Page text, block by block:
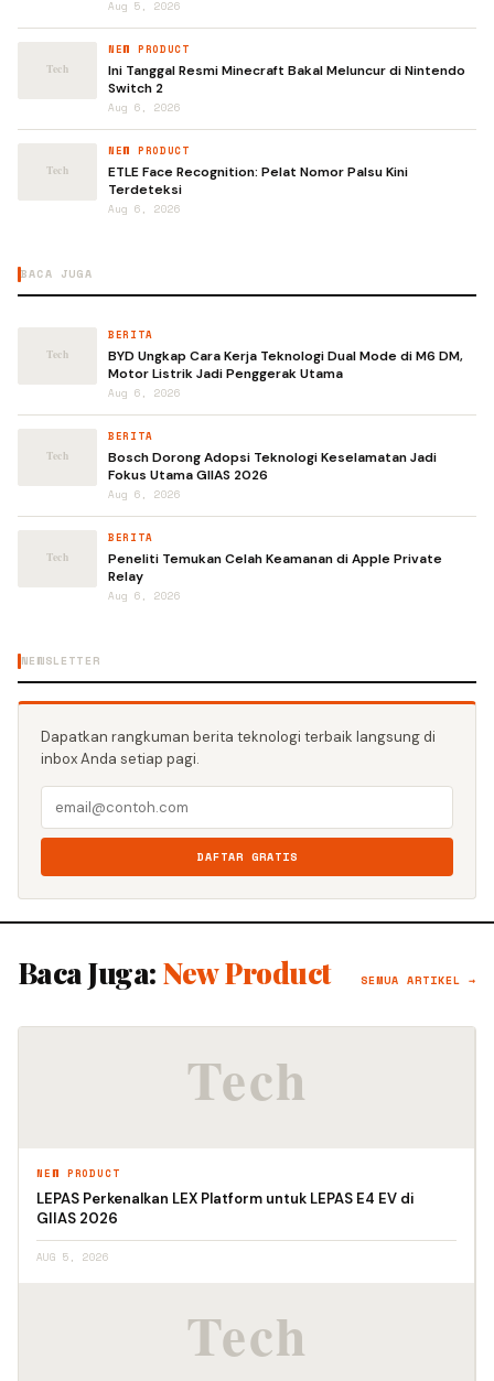
Aug 5, 2026
NEW PRODUCT
Ini Tanggal Resmi Minecraft Bakal Meluncur di Nintendo
Switch 2
Aug 6, 2026
NEW PRODUCT
ETLE Face Recognition: Pelat Nomor Palsu Kini
Terdeteksi
Aug 6, 2026
BACA JUGA
BERITA
BYD Ungkap Cara Kerja Teknologi Dual Mode di M6 DM,
Motor Listrik Jadi Penggerak Utama
Aug 6, 2026
BERITA
Bosch Dorong Adopsi Teknologi Keselamatan Jadi
Fokus Utama GIIAS 2026
Aug 6, 2026
BERITA
Peneliti Temukan Celah Keamanan di Apple Private
Relay
Aug 6, 2026
NEWSLETTER
Dapatkan rangkuman berita teknologi terbaik langsung di
inbox Anda setiap pagi.
DAFTAR GRATIS
Baca Juga: New Product SEMUA ARTIKEL →
NEW PRODUCT
LEPAS Perkenalkan LEX Platform untuk LEPAS E4 EV di
GIIAS 2026
AUG 5, 2026